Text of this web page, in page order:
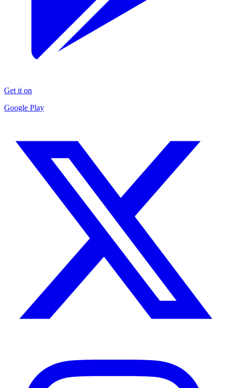
Get it on
Google Play